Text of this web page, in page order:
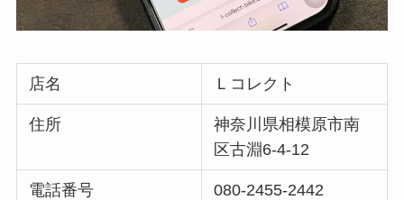
店名 Ｌコレクト
住所
神奈川県相模原市南
区古淵6-4-12
電話番号 080-2455-2442